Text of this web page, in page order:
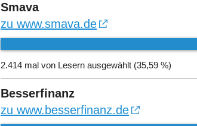
Smava
zu www.smava.de
2.414 mal von Lesern ausgewählt (35,59 %)
Besserfinanz
zu www.besserfinanz.de